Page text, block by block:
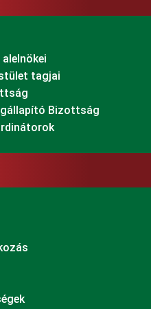
alelnökei
tagjai
Bizottság